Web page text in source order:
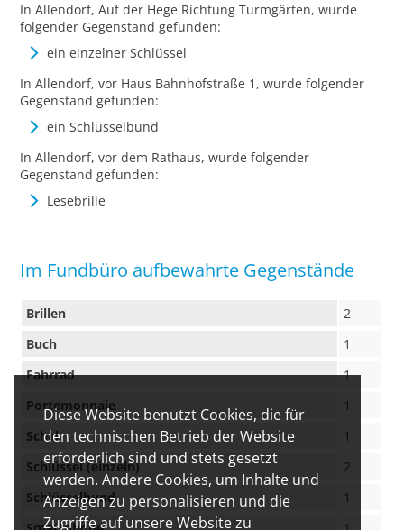
Diese Website benutzt Cookies, die für
den technischen Betrieb der Website
erforderlich sind und stets gesetzt
werden. Andere Cookies, um Inhalte und
Anzeigen zu personalisieren und die
Zugriffe auf unsere Website zu
In Allendorf, Auf der Hege Richtung Turmgärten, wurde
folgender Gegenstand gefunden:
ein einzelner Schlüssel
In Allendorf, vor Haus Bahnhofstraße 1, wurde folgender
Gegenstand gefunden:
ein Schlüsselbund
In Allendorf, vor dem Rathaus, wurde folgender
Gegenstand gefunden:
Lesebrille
Im Fundbüro aufbewahrte Gegenstände
Brillen
2
Buch
1
Fahrrad
1
Portemonnaie
1
Schal
1
Schlüssel (einzeln)
2
Schlüsselbund
1